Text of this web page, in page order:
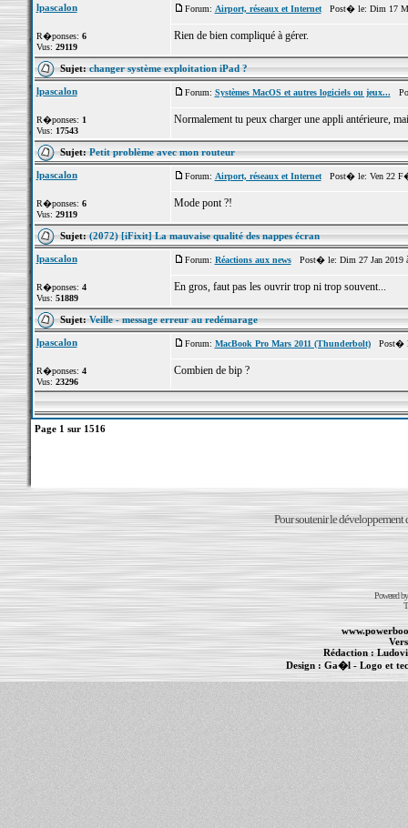
lpascalon
R�ponses: 6
Vus: 29119
Forum: Airport, réseaux et InternetPost� le: Dim 17
Rien de bien compliqué à gérer.
Sujet:changer système exploitation iPad ?
lpascalon
R�ponses: 1
Vus: 17543
Forum: Systèmes MacOS et autres logiciels ou jeux...
Normalement tu peux charger une appli antérieure,
Sujet:Petit problème avec mon routeur
lpascalon
R�ponses: 6
Vus: 29119
Forum: Airport, réseaux et InternetPost� le: Ven 22
Mode pont ?!
Sujet:(2072) [iFixit] La mauvaise qualité des nappes écran
lpascalon
R�ponses: 4
Vus: 51889
Forum: Réactions aux newsPost� le: Dim 27 Jan 2019
En gros, faut pas les ouvrir trop ni trop souvent...
Sujet:Veille - message erreur au redémarage
lpascalon
R�ponses: 4
Vus: 23296
Forum: MacBook Pro Mars 2011 (Thunderbolt)Post�
Combien de bip ?
Page 1 sur 1516
Pour soutenir le développement
Powered
Rédaction :
Design : Ga�l- Logo et
MacBook Pro